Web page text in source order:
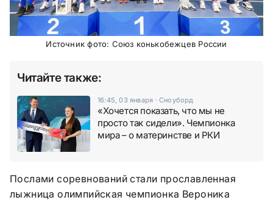
Источник фото: Союз конькобежцев России
Читайте также:
16:45, 03 января · Сноуборд
«Хочется показать, что мы не
просто так сидели». Чемпионка
мира – о материнстве и РКИ
Послами соревнований стали прославленная
лыжница олимпийская чемпионка Вероника